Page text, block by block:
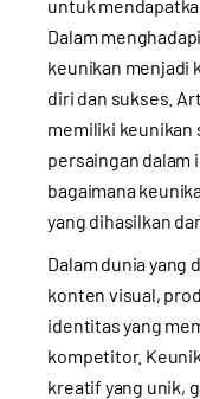
untuk
Dalam
keunikan menjadi
diri dan sukses.
memiliki keunikan
persaingan
bagaimana
yang dihasilkan
Dalam dunia yang
konten visual,
identitas yang
kompetitor.
kreatif yang unik,